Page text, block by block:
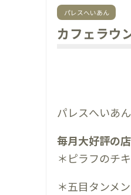
パレスへいあん
カフェラウ
パレスへいあ
毎月大好評の
＊ピラフのチ
＊五目タンメン